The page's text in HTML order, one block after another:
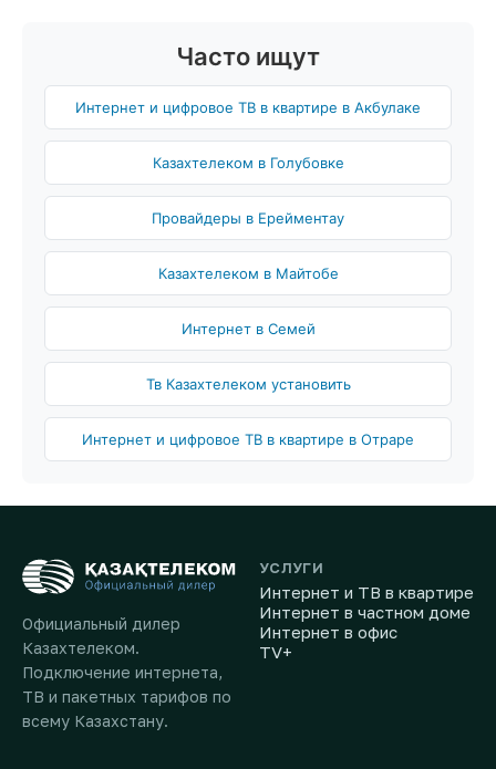
Часто ищут
Интернет и цифровое ТВ в квартире в Акбулаке
Казахтелеком в Голубовке
Провайдеры в Ерейментау
Казахтелеком в Майтобе
Интернет в Семей
Тв Казахтелеком установить
Интернет и цифровое ТВ в квартире в Отраре
Официальный дилер
Казахтелеком.
Подключение интернета,
ТВ и пакетных тарифов по
всему Казахстану.
УСЛУГИ
Интернет и ТВ в квартире
Интернет в частном доме
Интернет в офис
TV+